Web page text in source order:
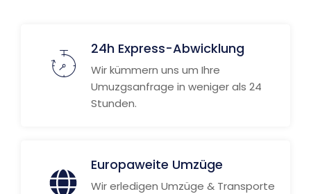
24h Express-Abwicklung
Wir kümmern uns um Ihre
Umuzgsanfrage in weniger als 24
Stunden.
Europaweite Umzüge
Wir erledigen Umzüge & Transporte